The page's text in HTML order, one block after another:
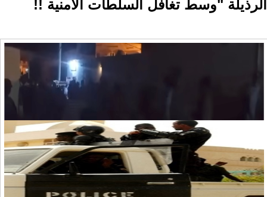
الرذيلة "وسط تغافل السلطات الأمنية !!